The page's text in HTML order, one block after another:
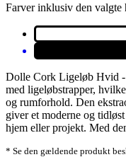
Farver inklusiv den valgte
Dolle Cork Ligeløb Hvid -
med ligeløbstrapper,
og rumforhold. Den
giver et moderne og
hjem eller projekt. Med
* Se den gældende produkt